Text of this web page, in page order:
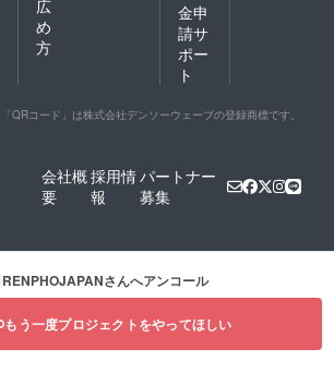
広
め
方
金申
請サ
ポー
ト
「QRコード」は株式会社デンソーウェーブの登録商標です。
会社概
要
採用情
報
パートナー
募集
RENPHOJAPANさんへアンコール
もう一度プロジェクトをやってほしい